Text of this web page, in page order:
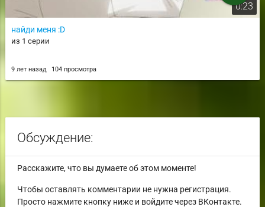
0:23
найди меня :D
из 1 серии
9 лет назад 104 просмотра
Обсуждение:
Расскажите, что вы думаете об этом моменте!
Чтобы оставлять комментарии не нужна регистрация.
Просто нажмите кнопку ниже и войдите через ВКонтакте.